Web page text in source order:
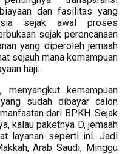
dan fasilitas yang
sejak awal proses
sejak perencanaan
yang diperoleh jemaah
sejauh mana kemampuan
haji.
kemampuan
sudah dibayar calon
dari BPKH. Sejak
kalau paketnya D, jemaah
layanan seperti ini. Jadi
Arab Saudi, Minggu